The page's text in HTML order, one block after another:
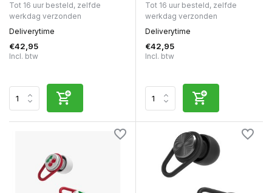
Tot 16 uur besteld, zelfde
werkdag verzonden
Deliverytime
€42,95
Incl. btw
Tot 16 uur besteld, zelfde
werkdag verzonden
Deliverytime
€42,95
Incl. btw